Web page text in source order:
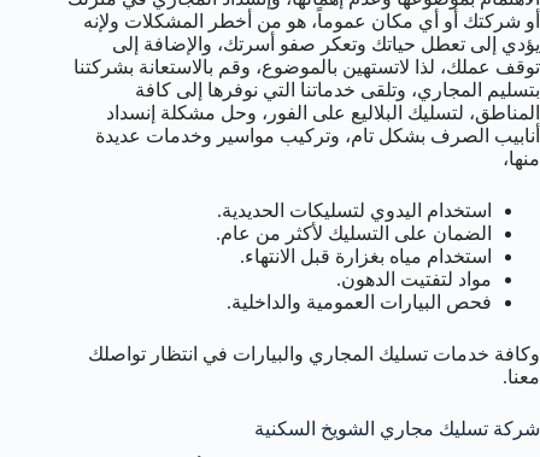
أو شركتك أو أي مكان عموماً، هو من أخطر المشكلات ولإنه
يؤدي إلى تعطل حياتك وتعكر صفو أسرتك، والإضافة إلى
توقف عملك، لذا لاتستهين بالموضوع، وقم بالاستعانة بشركتنا
بتسليم المجاري، وتلقى خدماتنا التي نوفرها إلى كافة
المناطق، لتسليك البلاليع على الفور، وحل مشكلة إنسداد
أنابيب الصرف بشكل تام، وتركيب مواسير وخدمات عديدة
منها،
استخدام اليدوي لتسليكات الحديدية.
الضمان على التسليك لأكثر من عام.
استخدام مياه بغزارة قبل الانتهاء.
مواد لتفتيت الدهون.
فحص البيارات العمومية والداخلية.
وكافة خدمات تسليك المجاري والبيارات في انتظار تواصلك
معنا.
شركة تسليك مجاري الشويخ السكنية